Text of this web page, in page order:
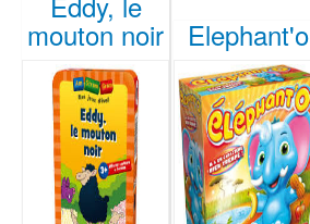
mouton noir Elephant'o